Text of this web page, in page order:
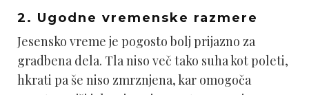
2. Ugodne vremenske razmere
Jesensko vreme je pogosto bolj prijazno za
gradbena dela. Tla niso več tako suha kot poleti,
hkrati pa še niso zmrznjena, kar omogoča